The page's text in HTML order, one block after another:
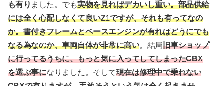
も有り ました。でも実物を見ればデカいし重い。部品供給
には全く心配しなくて良いZ1ですが、それも有ってなの
か。書付きフレームとベースエンジンが有ればどうにでも
なる為なのか、車両自体が非常に高い。結局旧車ショップ
に行ってるうちに、もっと気に入ってしてしまったCBX
を選ぶ事になりました。そして現在は修理中で乗れない